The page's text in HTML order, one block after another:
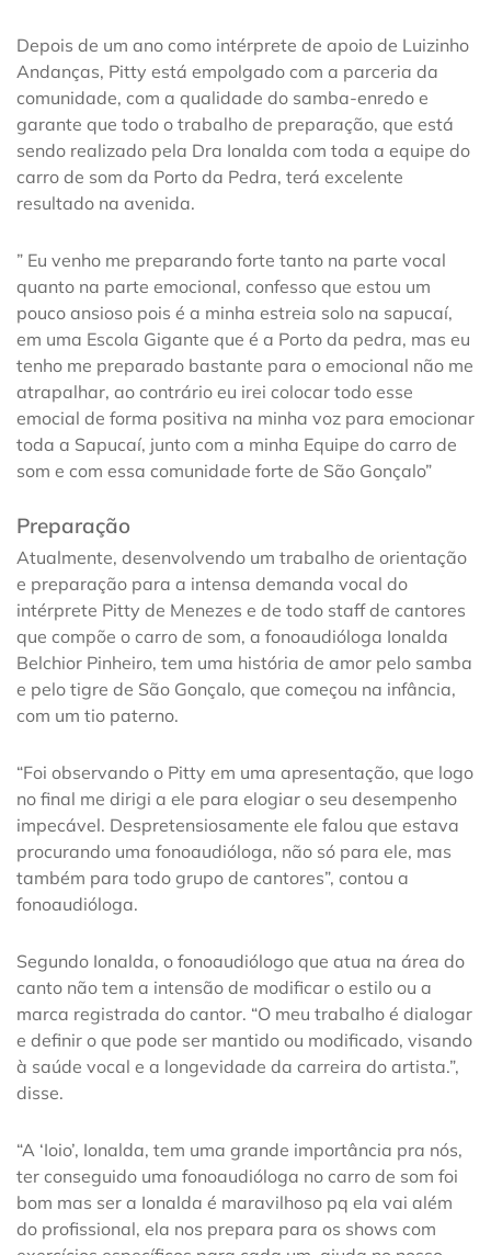
Depois de um ano como intérprete de apoio de Luizinho
Andanças, Pitty está empolgado com a parceria da
comunidade, com a qualidade do samba-enredo e
garante que todo o trabalho de preparação, que está
sendo realizado pela Dra Ionalda com toda a equipe do
carro de som da Porto da Pedra, terá excelente
resultado na avenida.
” Eu venho me preparando forte tanto na parte vocal
quanto na parte emocional, confesso que estou um
pouco ansioso pois é a minha estreia solo na sapucaí,
em uma Escola Gigante que é a Porto da pedra, mas eu
tenho me preparado bastante para o emocional não me
atrapalhar, ao contrário eu irei colocar todo esse
emocial de forma positiva na minha voz para emocionar
toda a Sapucaí, junto com a minha Equipe do carro de
som e com essa comunidade forte de São Gonçalo”
Preparação
Atualmente, desenvolvendo um trabalho de orientação
e preparação para a intensa demanda vocal do
intérprete Pitty de Menezes e de todo staff de cantores
que compõe o carro de som, a fonoaudióloga Ionalda
Belchior Pinheiro, tem uma história de amor pelo samba
e pelo tigre de São Gonçalo, que começou na infância,
com um tio paterno.
“Foi observando o Pitty em uma apresentação, que logo
no final me dirigi a ele para elogiar o seu desempenho
impecável. Despretensiosamente ele falou que estava
procurando uma fonoaudióloga, não só para ele, mas
também para todo grupo de cantores”, contou a
fonoaudióloga.
Segundo Ionalda, o fonoaudiólogo que atua na área do
canto não tem a intensão de modificar o estilo ou a
marca registrada do cantor. “O meu trabalho é dialogar
e definir o que pode ser mantido ou modificado, visando
à saúde vocal e a longevidade da carreira do artista.”,
disse.
“A ‘Ioio’, Ionalda, tem uma grande importância pra nós,
ter conseguido uma fonoaudióloga no carro de som foi
bom mas ser a Ionalda é maravilhoso pq ela vai além
do profissional, ela nos prepara para os shows com